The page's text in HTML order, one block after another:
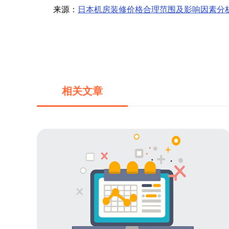
来源： 日本机房装修价格合理范围及影响因素分
相关文章